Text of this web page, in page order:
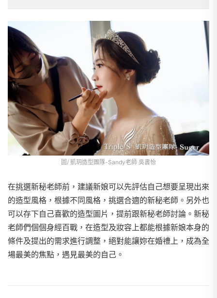
圖/ 凱玥造型團隊-Sandy老師 吳書怡
在挑選新秘老師前，建議新娘可以先評估自己想要呈現出來
的造型風格，根據不同風格，挑選合適的新秘老師。另外也
可以存下自己喜歡的造型圖片，提前跟新秘老師討論。新秘
老師們個個身經百戰，在造型及妝容上都能根據新娘本身的
條件及提出的需求進行調整，絕對能讓妳在婚禮上，成為全
場最美的焦點，遇見最美的自己。